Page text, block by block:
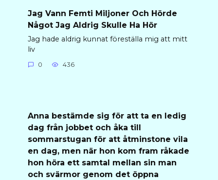
Jag Vann Femti Miljoner Och Hörde
Något Jag Aldrig Skulle Ha Hör
Jag hade aldrig kunnat föreställa mig att mitt
liv
0 436
Anna bestämde sig för att ta en ledig
dag från jobbet och åka till
sommarstugan för att åtminstone vila
en dag, men när hon kom fram råkade
hon höra ett samtal mellan sin man
och svärmor genom det öppna